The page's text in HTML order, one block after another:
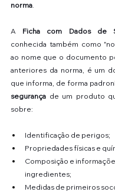
norma.
A
conhecida também como
ao nome que o documento
anteriores da norma, é um
que informa, de forma
segurança de um produto
sobre:
Identificação de perigos;
Propriedades físicas e
Composição e
ingredientes;
Medidas de primeiros